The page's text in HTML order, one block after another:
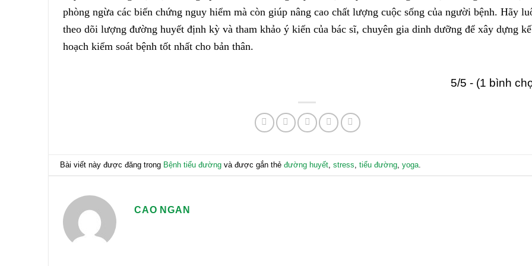
phòng ngừa các biến chứng nguy hiểm mà còn giúp nâng cao chất lượng cuộc sống của người bệnh. Hãy
theo dõi lượng đường huyết định kỳ và tham khảo ý kiến của bác sĩ, chuyên gia dinh dưỡng để xây dựng kế
hoạch kiểm soát bệnh tốt nhất cho bản thân.
5/5 - (1 bình
Bài viết này được đăng trong Bệnh tiểu đường và được gắn thẻđường huyết ,stress ,tiểu đường ,yoga
CAO NGAN